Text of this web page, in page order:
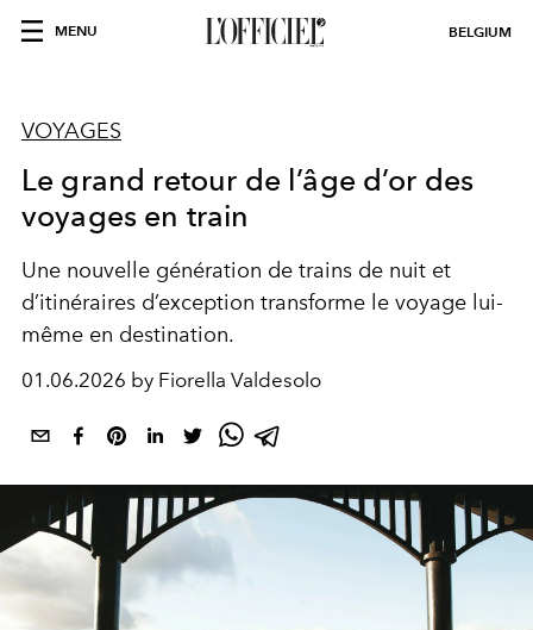
MENU BELGIUM
VOYAGES
Le grand retour de l’âge d’or des
voyages en train
Une nouvelle génération de trains de nuit et
d’itinéraires d’exception transforme le voyage lui-
même en destination.
01.06.2026 by Fiorella Valdesolo